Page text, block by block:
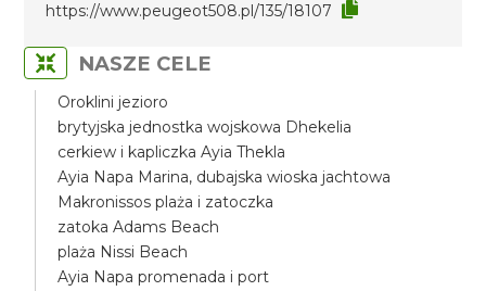
https://www.peugeot508.pl/135/18107
NASZE CELE
Oroklini jezioro
brytyjska jednostka wojskowa Dhekelia
cerkiew i kapliczka Ayia Thekla
Ayia Napa Marina, dubajska wioska jachtowa
Makronissos plaża i zatoczka
zatoka Adams Beach
plaża Nissi Beach
Ayia Napa promenada i port